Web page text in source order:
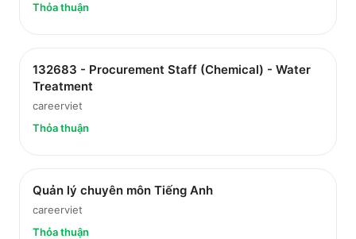
Thỏa thuận
132683 - Procurement Staff (Chemical) - Water
Treatment
careerviet
Thỏa thuận
Quản lý chuyên môn Tiếng Anh
careerviet
Thỏa thuận